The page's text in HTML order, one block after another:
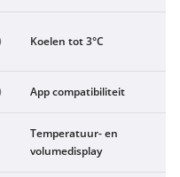
Koelen tot 3°C
App compatibiliteit
Temperatuur- en
volumedisplay